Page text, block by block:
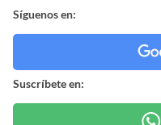
Síguenos en:
Suscríbete en: